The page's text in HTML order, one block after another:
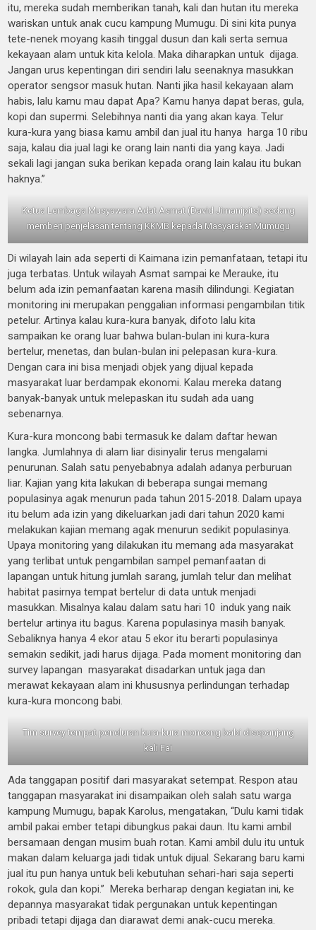
itu, mereka sudah memberikan tanah, kali dan hutan itu mereka
wariskan untuk anak cucu kampung Mumugu. Di sini kita punya
tete-nenek moyang kasih tinggal dusun dan kali serta semua
kekayaan alam untuk kita kelola. Maka diharapkan untuk dijaga.
Jangan urus kepentingan diri sendiri lalu seenaknya masukkan
operator sengsor masuk hutan. Nanti jika hasil kekayaan alam
habis, lalu kamu mau dapat Apa? Kamu hanya dapat beras, gula,
kopi dan supermi. Selebihnya nanti dia yang akan kaya. Telur
kura-kura yang biasa kamu ambil dan jual itu hanya harga 10 ribu
saja, kalau dia jual lagi ke orang lain nanti dia yang kaya. Jadi
sekali lagi jangan suka berikan kepada orang lain kalau itu bukan
haknya.”
Ketua Lembaga Musyawara Adat Asmat (David Jimanipits) sedang
memberi penjelasan tentang KKMB kepada Masyarakat Mumugu
Di wilayah lain ada seperti di Kaimana izin pemanfataan, tetapi itu
juga terbatas. Untuk wilayah Asmat sampai ke Merauke, itu
belum ada izin pemanfaatan karena masih dilindungi. Kegiatan
monitoring ini merupakan penggalian informasi pengambilan titik
petelur. Artinya kalau kura-kura banyak, difoto lalu kita
sampaikan ke orang luar bahwa bulan-bulan ini kura-kura
bertelur, menetas, dan bulan-bulan ini pelepasan kura-kura.
Dengan cara ini bisa menjadi objek yang dijual kepada
masyarakat luar berdampak ekonomi. Kalau mereka datang
banyak-banyak untuk melepaskan itu sudah ada uang
sebenarnya.
Kura-kura moncong babi termasuk ke dalam daftar hewan
langka. Jumlahnya di alam liar disinyalir terus mengalami
penurunan. Salah satu penyebabnya adalah adanya perburuan
liar. Kajian yang kita lakukan di beberapa sungai memang
populasinya agak menurun pada tahun 2015-2018. Dalam upaya
itu belum ada izin yang dikeluarkan jadi dari tahun 2020 kami
melakukan kajian memang agak menurun sedikit populasinya.
Upaya monitoring yang dilakukan itu memang ada masyarakat
yang terlibat untuk pengambilan sampel pemanfaatan di
lapangan untuk hitung jumlah sarang, jumlah telur dan melihat
habitat pasirnya tempat bertelur di data untuk menjadi
masukkan. Misalnya kalau dalam satu hari 10 induk yang naik
bertelur artinya itu bagus. Karena populasinya masih banyak.
Sebaliknya hanya 4 ekor atau 5 ekor itu berarti populasinya
semakin sedikit, jadi harus dijaga. Pada moment monitoring dan
survey lapangan masyarakat disadarkan untuk jaga dan
merawat kekayaan alam ini khususnya perlindungan terhadap
kura-kura moncong babi.
Tim survey tempat peneluran kura-kura moncong babi disepanjang
kali Fai
Ada tanggapan positif dari masyarakat setempat. Respon atau
tanggapan masyarakat ini disampaikan oleh salah satu warga
kampung Mumugu, bapak Karolus, mengatakan, “Dulu kami tidak
ambil pakai ember tetapi dibungkus pakai daun. Itu kami ambil
bersamaan dengan musim buah rotan. Kami ambil dulu itu untuk
makan dalam keluarga jadi tidak untuk dijual. Sekarang baru kami
jual itu pun hanya untuk beli kebutuhan sehari-hari saja seperti
rokok, gula dan kopi.” Mereka berharap dengan kegiatan ini, ke
depannya masyarakat tidak pergunakan untuk kepentingan
pribadi tetapi dijaga dan diarawat demi anak-cucu mereka.